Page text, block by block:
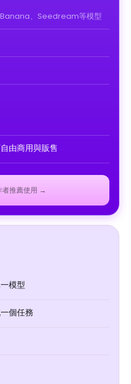
模型
個任務
、Seedream等模型
由商用與販售
者推薦使用 →